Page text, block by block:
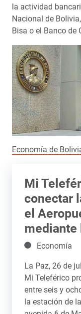
la actividad
Nacional de
Bisa o el Banco de
Economía de
Mi
conectar
el
mediante
Detalles
Economía
La Paz, 26 de
Mi Teleférico
entre seis y
la estación de